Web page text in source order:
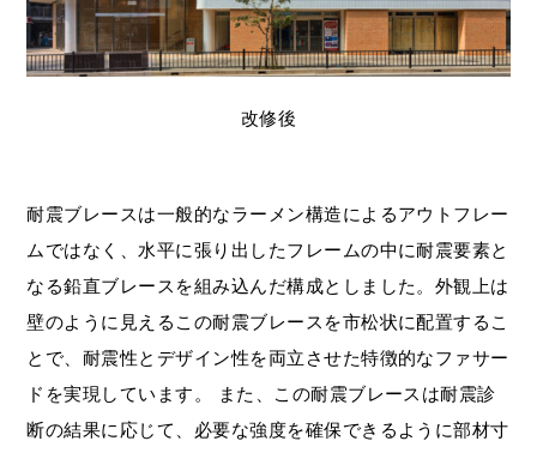
改修後
耐震ブレースは一般的なラーメン構造によるアウトフレー
ムではなく、水平に張り出したフレームの中に耐震要素と
なる鉛直ブレースを組み込んだ構成としました。外観上は
壁のように見えるこの耐震ブレースを市松状に配置するこ
とで、耐震性とデザイン性を両立させた特徴的なファサー
ドを実現しています。 また、この耐震ブレースは耐震診
断の結果に応じて、必要な強度を確保できるように部材寸